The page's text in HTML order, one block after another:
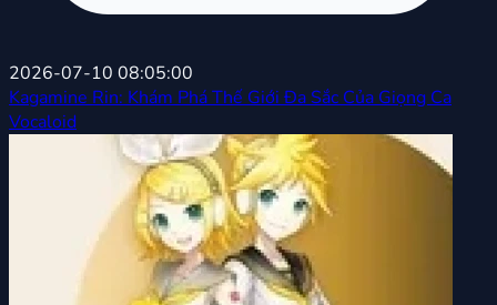
2026-07-10 08:05:00
Kagamine Rin: Khám Phá Thế Giới Đa Sắc Của Giọng Ca
Vocaloid